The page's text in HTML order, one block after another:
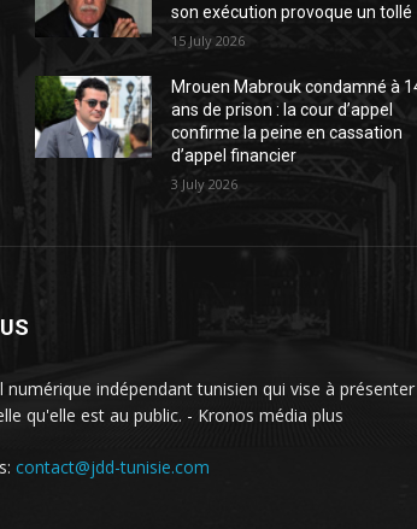
son exécution provoque un tollé
15 July 2026
Mrouen Mabrouk condamné à
ans de prison : la cour d’appel
confirme la peine en cassation
d’appel financier
3 July 2026
numérique indépendant tunisien qui vise à présenter
qu'elle est au public. - Kronos média plus
contact@jdd-tunisie.com